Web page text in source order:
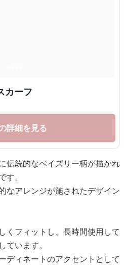
カーフ
詳細を見る
伝統的なペイズリー柄が描かれ
。
なアレンジが施されたデザイン
くフィットし、長時間使用して
ています。
ディネートのアクセントとして